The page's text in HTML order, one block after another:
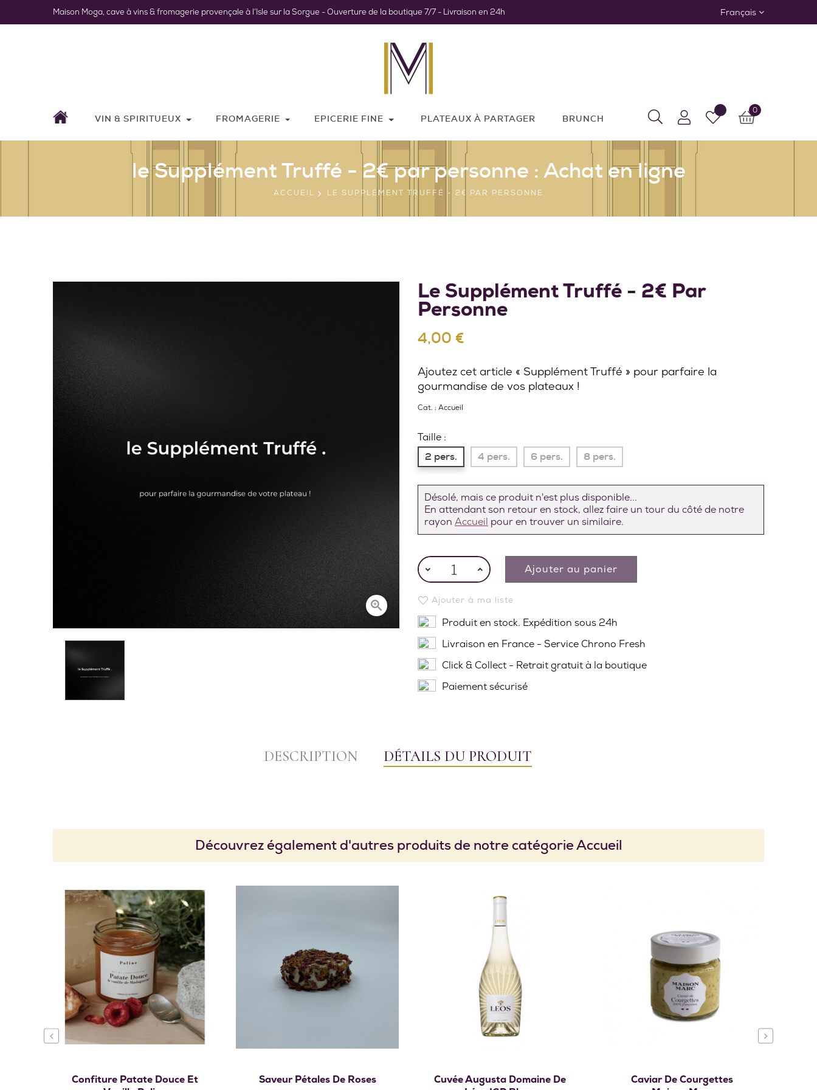
Maison Moga, cave à vins & fromagerie provençale à l’Isle sur la Sorgue - Ouverture de la boutique 7/7 - Livraison en 24h Français
VIN & SPIRITUEUX FROMAGERIE EPICERIE FINE PLATEAUX À PARTAGER BRUNCH
0
le Supplément Truffé - 2€ par personne : Achat en ligne
ACCUEIL LE SUPPLÉMENT TRUFFÉ - 2€ PAR PERSONNE

Le Supplément Truffé - 2€ Par
Personne
4,00 €
Ajoutez cet article « Supplément Truffé » pour parfaire la
gourmandise de vos plateaux !
Cat. : Accueil
Taille :
2 pers.
4 pers. 6 pers. 8 pers.
Désolé, mais ce produit n'est plus disponible...
En attendant son retour en stock, allez faire un tour du côté de notre
rayon Accueil pour en trouver un similaire.
Ajouter au panier
Ajouter à ma liste
Produit en stock. Expédition sous 24h
Livraison en France - Service Chrono Fresh
Click & Collect - Retrait gratuit à la boutique
Paiement sécurisé
DESCRIPTION DÉTAILS DU PRODUIT
Découvrez également d'autres produits de notre catégorie Accueil
Confiture Patate Douce Et
Ajouter au panier
Saveur Pétales De Roses
Ajouter au panier
Cuvée Augusta Domaine De
Caviar De Courgettes